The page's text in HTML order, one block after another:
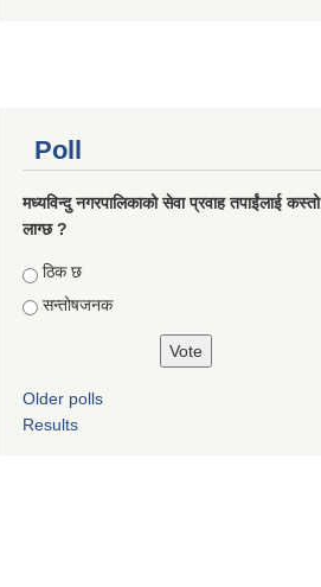
Poll
मध्यविन्दु नगरपालिकाको सेवा प्रवाह तपाईंलाई कस्तो
लाग्छ ?
Choices
ठिक छ
सन्तोषजनक
Older polls
Results